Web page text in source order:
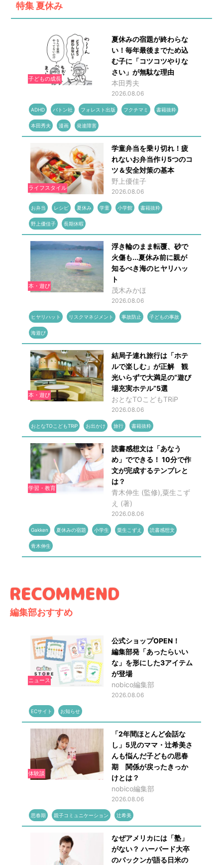
特集 夏休み
子どもの成長
夏休みの宿題が終わらな
い！毎年最後までため込
む子に「コツコツやりな
さい」が無駄な理由
本田秀夫
2026.08.06
ADHD バトン社 フォレスト出版 フクチマミ 書籍抜粋
本田秀夫 漫画 発達障害
ライフスタイル
学童弁当を乗り切れ！疲
れないお弁当作り5つのコ
ツ＆安全対策の基本
野上優佳子
2026.08.06
お弁当 レシピ 夏休み 学童 小学館 書籍抜粋
野上優佳子 長期休暇
本・遊び
浮き輪のまま転覆、砂で
火傷も...夏休み前に親が
知るべき海のヒヤリハッ
ト
茂木みかほ
2026.08.06
ヒヤリハット リスクマネジメント 事故防止 子どもの事故
海遊び
本・遊び
結局子連れ旅行は「ホテ
ルで楽しむ」が正解 観
光いらずで大満足の“遊び
場充実ホテル”5選
おとなTOこどもTRiP
2026.08.06
おとなTOこどもTRiP お出かけ 旅行 書籍抜粋
学習・教育
読書感想文は「あなう
め」でできる！ 10分で作
文が完成するテンプレと
は？
青木伸生 (監修),粟生こず
え (著)
2026.08.06
Gakken 夏休みの宿題 小学生 粟生こずえ 読書感想文
青木伸生
編集部おすすめ
ニュース
公式ショップOPEN！
編集部発「あったらいい
な」を形にした3アイテム
が登場
nobico編集部
2026.08.06
ECサイト お知らせ
体験談
「2年間ほとんど会話な
し」5児のママ・辻希美さ
んも悩んだ子どもの思春
期 関係が戻ったきっか
けとは？
nobico編集部
2026.08.06
思春期 親子コミュニケーション 辻希美
なぜアメリカには「塾」
がない？ ハーバード大卒
のパックンが語る日米の